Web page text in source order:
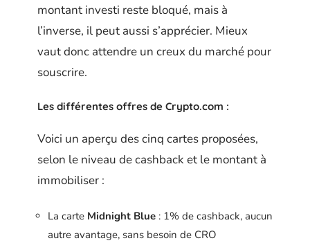
montant investi reste bloqué, mais à
l’inverse, il peut aussi s’apprécier. Mieux
vaut donc attendre un creux du marché pour
souscrire.
Les différentes offres de Crypto.com :
Voici un aperçu des cinq cartes proposées,
selon le niveau de cashback et le montant à
immobiliser :
La carte Midnight Blue : 1% de cashback, aucun
autre avantage, sans besoin de CRO